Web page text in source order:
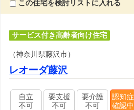
この住宅を検討リストに入れる
サービス付き高齢者向け住宅
（神奈川県藤沢市）
レオーダ藤沢
自立
不可
要支援
不可
要介護
不可
認知症
確認中